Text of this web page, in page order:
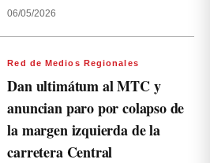
06/05/2026
Red de Medios Regionales
Dan ultimátum al MTC y
anuncian paro por colapso de
la margen izquierda de la
carretera Central